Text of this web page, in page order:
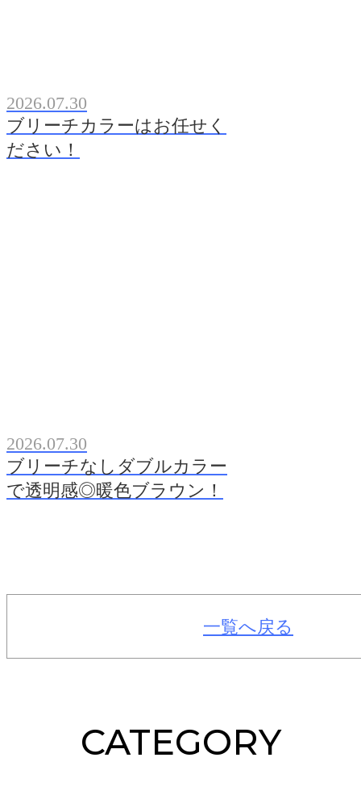
2026.07.30
ブリーチカラーはお任せく
ださい！
2026.07.30
ブリーチなしダブルカラー
で透明感◎暖色ブラウン！
一覧へ戻る
CATEGORY